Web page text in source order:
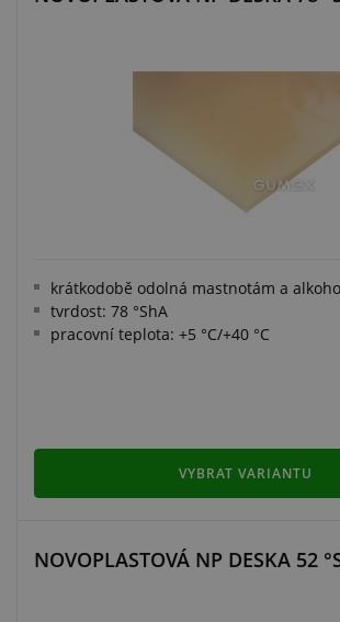
krátkodobě odolná mastnotám a
tvrdost: 78 °ShA
pracovní teplota: +5 °C/+40 °C
VYBRAT VARIANTU
NOVOPLASTOVÁ NP DESKA 52